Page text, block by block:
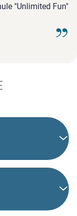
"Unlimited Fun"